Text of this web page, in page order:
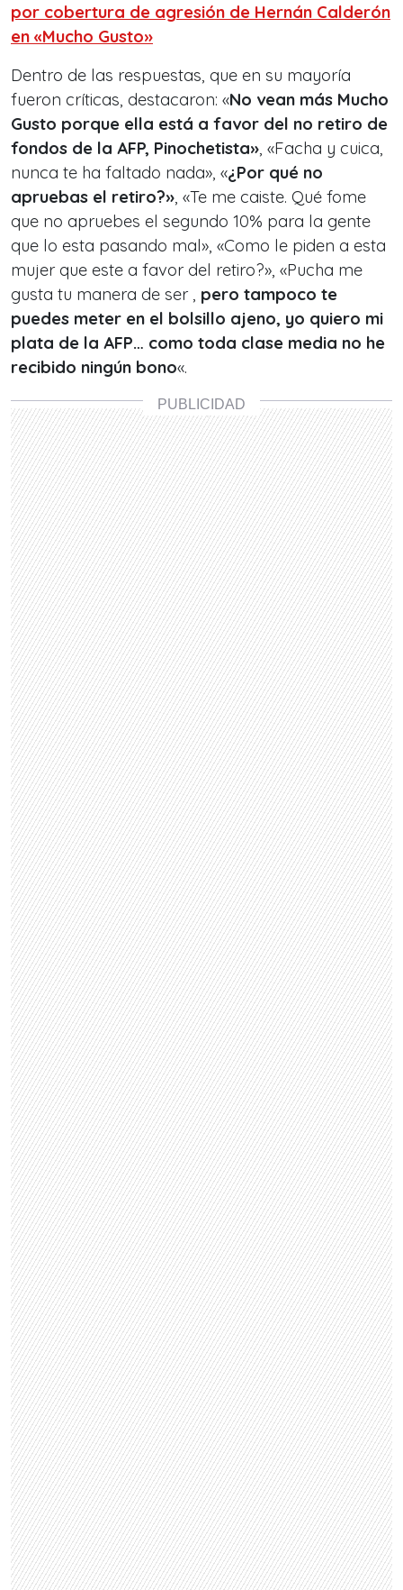
por cobertura de agresión de Hernán Calderón
en «Mucho Gusto»
Dentro de las respuestas, que en su mayoría
fueron críticas, destacaron: «No vean más Mucho
Gusto porque ella está a favor del no retiro de
fondos de la AFP, Pinochetista», «Facha y cuica,
nunca te ha faltado nada», «¿Por qué no
apruebas el retiro?», «Te me caiste. Qué fome
que no apruebes el segundo 10% para la gente
que lo esta pasando mal», «Como le piden a esta
mujer que este a favor del retiro?», «Pucha me
gusta tu manera de ser , pero tampoco te
puedes meter en el bolsillo ajeno, yo quiero mi
plata de la AFP… como toda clase media no he
recibido ningún bono«.